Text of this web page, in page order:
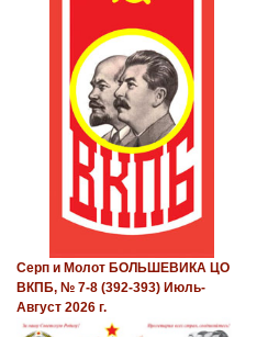
Серп и Молот БОЛЬШЕВИКА ЦО
ВКПБ, № 7-8 (392-393) Июль-
Август 2026 г.